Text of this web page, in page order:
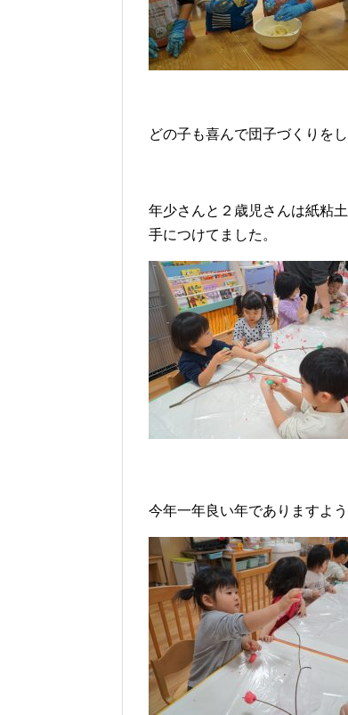
どの子も喜んで団子づくりをし
年少さんと２歳児さんは紙粘
手につけてました。
今年一年良い年でありますよう